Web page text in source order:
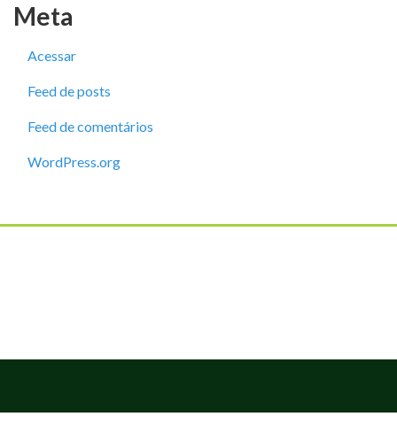
Meta
Acessar
Feed de posts
Feed de comentários
WordPress.org